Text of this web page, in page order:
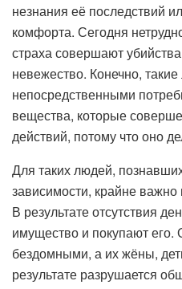
незнания её последствий
комфорта. Сегодня
страха совершают
невежество. Конечно,
непосредственными
вещества, которые
действий, потому что оно
Для таких людей,
зависимости, крайне
В результате отсутствия
имущество и покупают его.
бездомными, а их жёны,
результате разрушается